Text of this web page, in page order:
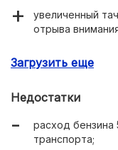
увеличенный
отрыва
Загрузить еще
Недостатки
расход бензина
транспорта;